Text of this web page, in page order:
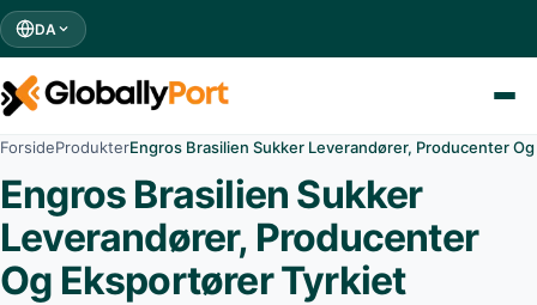
DA
ForsideProdukterEngros Brasilien Sukker Leverandører, Producenter
Engros Brasilien Sukker
Leverandører, Producenter
Og Eksportører Tyrkiet